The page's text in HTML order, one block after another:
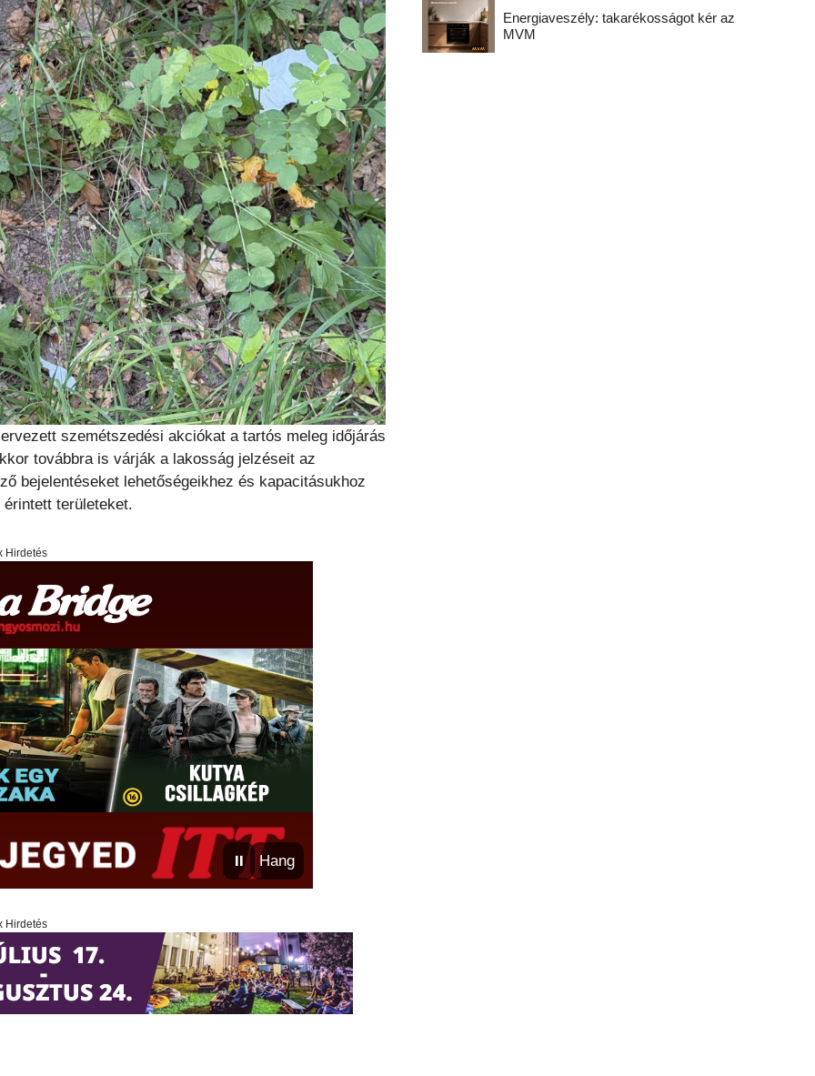
szemétszedési akciókat a tartós meleg időjárás
továbbra is várják a lakosság jelzéseit az
bejelentéseket lehetőségeikhez és kapacitásukhoz
területeket.
Hirdetés
⏸ Hang
Hirdetés
Energiaveszély: takarékosságot kér az
MVM